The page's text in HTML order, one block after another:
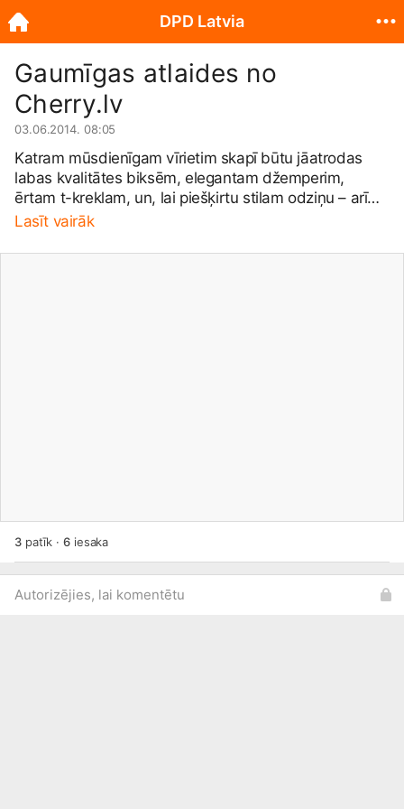
Gaumīgas atlaides no
Cherry.lv
03.06.2014. 08:05
Katram mūsdienīgam vīrietim skapī būtu jāatrodas
labas kvalitātes biksēm, elegantam džemperim,
ērtam t-kreklam, un, lai piešķirtu stilam odziņu – arī
dažādiem aksesuāriem. To visu tagad vari ērti
Cherry.lv-, turklāt par izpārdošanas cienīgām cenām,
Lasīt vairāk
3patīk ·6iesaka
Autorizējies, lai komentētu
DPD Latvia